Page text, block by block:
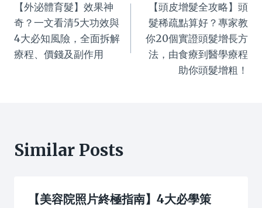
navigation
【外泌體育髮】效果神
奇？一文看清5大功效與
4大必知風險，全面拆解
療程、價錢及副作用
【頭皮增髮全攻略】頭
髮稀疏點算好？專家教
你20個實證頭髮增長方
法，由食療到醫學療程
助你頭髮增粗！
Similar Posts
【美容院照片終極指南】4大必學策